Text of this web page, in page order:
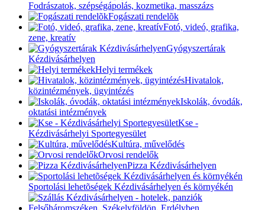
Fodrászatok, szépségápolás, kozmetika, masszázs
Fogászati rendelõk
Fotó, videó, grafika,
zene, kreatív
Gyógyszertárak
Kézdivásárhelyen
Helyi termékek
Hivatalok,
közintézmények, ügyintézés
Iskolák, óvodák,
oktatási intézmények
Kse -
Kézdivásárhelyi Sportegyesület
Kultúra, művelődés
Orvosi rendelők
Pizza Kézdivásárhelyen
Sportolási lehetõségek Kézdivásárhelyen és környékén